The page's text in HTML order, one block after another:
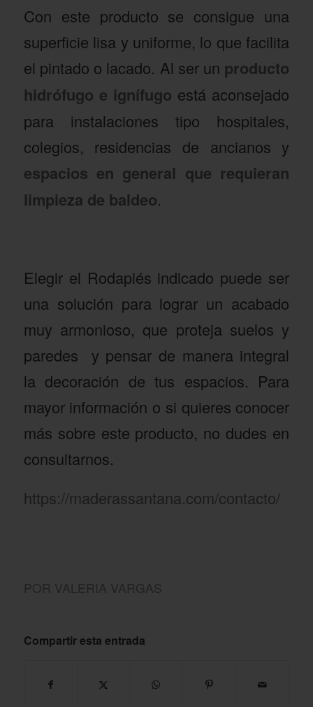
Con este producto se consigue una
superficie lisa y uniforme, lo que facilita
el pintado o lacado. Al ser un producto
hidrófugo e ignífugo está aconsejado
para instalaciones tipo hospitales,
colegios, residencias de ancianos y
espacios en general que requieran
limpieza de baldeo.
Elegir el Rodapiés indicado puede ser
una solución para lograr un acabado
muy armonioso, que proteja suelos y
paredes y pensar de manera integral
la decoración de tus espacios. Para
mayor información o si quieres conocer
más sobre este producto, no dudes en
consultarnos.
https://maderassantana.com/contacto/
POR VALERIA VARGAS
Compartir esta entrada